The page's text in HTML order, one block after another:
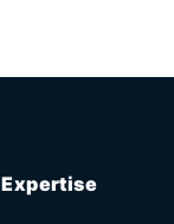
Expertise